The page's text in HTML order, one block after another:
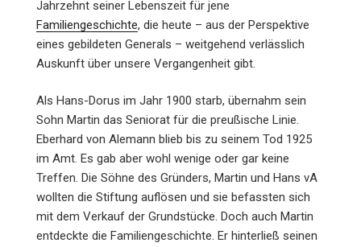
Jahrzehnt seiner Lebenszeit für jene
Familiengeschichte, die heute – aus der Perspektive
eines gebildeten Generals – weitgehend verlässlich
Auskunft über unsere Vergangenheit gibt.
Als Hans-Dorus im Jahr 1900 starb, übernahm sein
Sohn Martin das Seniorat für die preußische Linie.
Eberhard von Alemann blieb bis zu seinem Tod 1925
im Amt. Es gab aber wohl wenige oder gar keine
Treffen. Die Söhne des Gründers, Martin und Hans vA
wollten die Stiftung auflösen und sie befassten sich
mit dem Verkauf der Grundstücke. Doch auch Martin
entdeckte die Familiengeschichte. Er hinterließ seinen